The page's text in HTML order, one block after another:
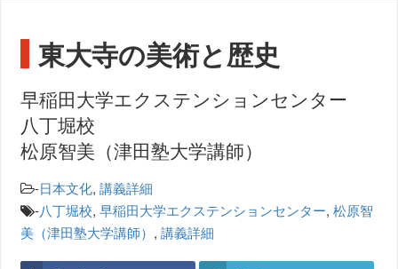
東大寺の美術と歴史
早稲田大学エクステンションセンター
八丁堀校
松原智美（津田塾大学講師）
-日本文化,講義詳細
-八丁堀校,早稲田大学エクステンションセンター,松原智
美（津田塾大学講師） ,講義詳細